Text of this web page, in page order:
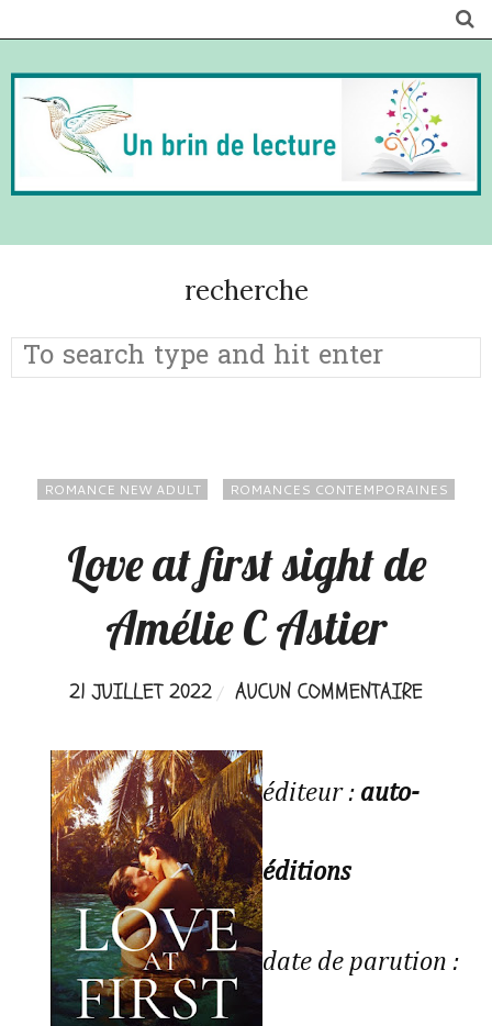
recherche
ROMANCE NEW ADULT ROMANCES CONTEMPORAINES
Love at first sight de
Amélie C Astier
21 JUILLET 2022 AUCUN COMMENTAIRE
éditeur : auto-
éditions
date de parution :